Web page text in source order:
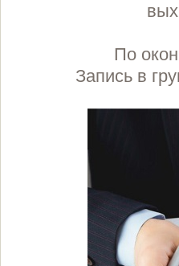
По
Запись в